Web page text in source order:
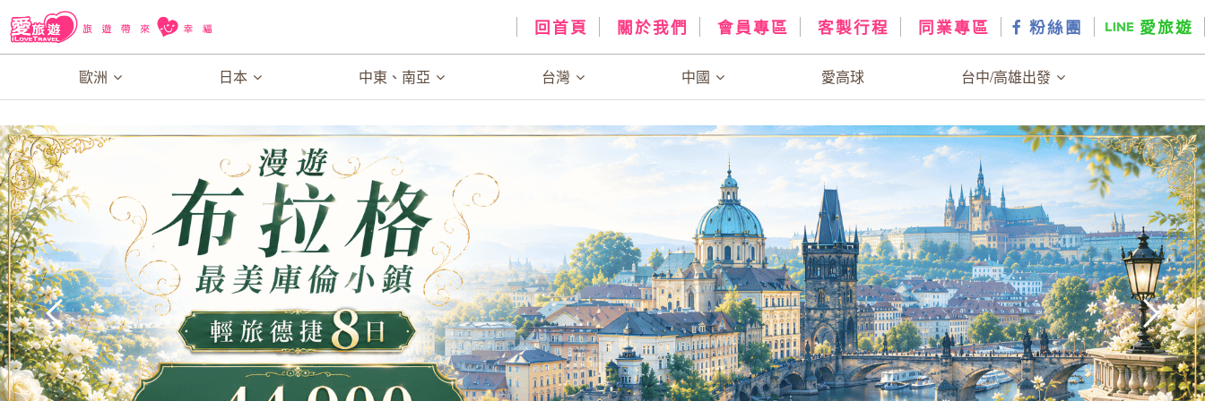
回首頁 關於我們 會員專區 客製行程 同業專區 粉絲團 愛旅遊
歐洲 日本 中東、南亞 台灣 中國 愛高球 台中/高雄出發